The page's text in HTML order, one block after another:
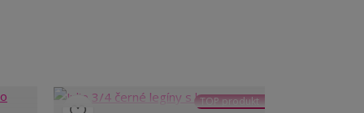
TOP produkt